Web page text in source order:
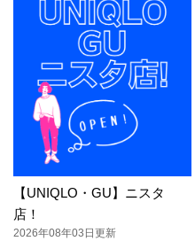
【UNIQLO・GU】ニスタ
店！
2026年08年03日更新